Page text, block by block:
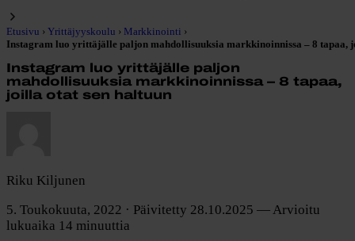
Etusivu › Yrittäjyyskoulu › Markkinointi ›
Instagram luo yrittäjälle paljon mahdollisuuksia markkinoinnissa – 8 tapaa,
Instagram luo yrittäjälle paljon
mahdollisuuksia markkinoinnissa – 8 tapaa,
joilla otat sen haltuun
Riku Kiljunen
5. Toukokuuta, 2022 · Päivitetty 28.10.2025 — Arvioitu
lukuaika 14 minuuttia